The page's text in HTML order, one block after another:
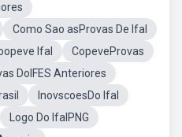
Como Sao asProvas De Ifal
Ifal
CopeveProvas
DoIFES Anteriores
InovscoesDo Ifal
Logo Do IfalPNG